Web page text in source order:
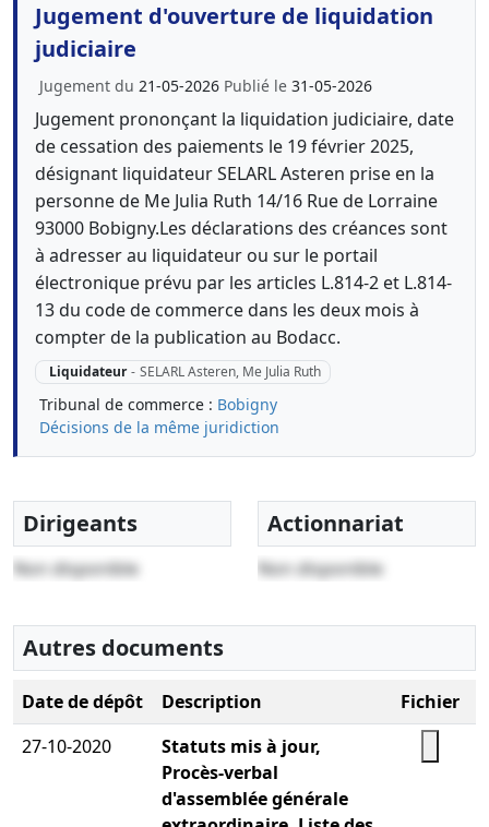
Jugement d'ouverture de liquidation
judiciaire
Jugement du 21-05-2026 Publié le 31-05-2026
Jugement prononçant la liquidation judiciaire, date
de cessation des paiements le 19 février 2025,
désignant liquidateur SELARL Asteren prise en la
personne de Me Julia Ruth 14/16 Rue de Lorraine
93000 Bobigny.Les déclarations des créances sont
à adresser au liquidateur ou sur le portail
électronique prévu par les articles L.814-2 et L.814-
13 du code de commerce dans les deux mois à
compter de la publication au Bodacc.
Liquidateur - SELARL Asteren, Me Julia Ruth
Tribunal de commerce : Bobigny
Décisions de la même juridiction
Dirigeants
Non disponible
Actionnariat
Non disponible
Autres documents
Date de dépôt Description
Fichier
27-10-2020
Statuts mis à jour,
Procès-verbal
d'assemblée générale